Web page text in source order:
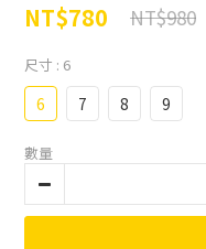
NT$780 NT$980
尺寸 : 6
6 7 8 9
數量